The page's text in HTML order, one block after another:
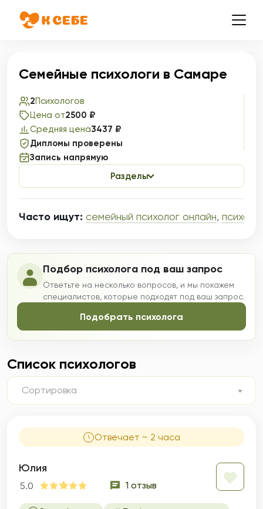
Семейные психологи в Самаре
2Психологов
Цена от2500 ₽
Средняя цена3437 ₽
Дипломы проверены
Запись напрямую
Разделы
Часто ищут: семейный психолог онлайн,
Подбор психолога под ваш запрос
Ответьте на несколько вопросов, и мы покажем
специалистов, которые подходят под ваш запрос.
Подобрать психолога
Список психологов
Сортировка
Отвечает ~ 2 часа
Юлия
5.0 1 отзыв